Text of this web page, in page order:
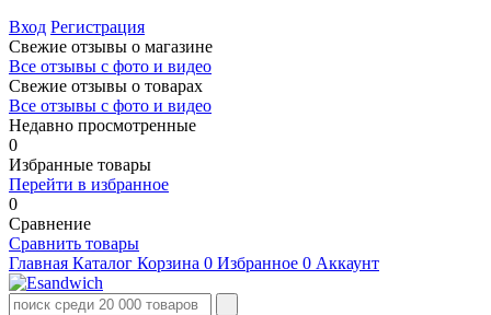
Вход Регистрация
Свежие отзывы о магазине
Все отзывы с фото и видео
Свежие отзывы о товарах
Все отзывы c фото и видео
Недавно просмотренные
0
Избранные товары
Перейти в избранное
0
Сравнение
Сравнить товары
Главная Каталог Корзина 0 Избранное 0 Аккаунт